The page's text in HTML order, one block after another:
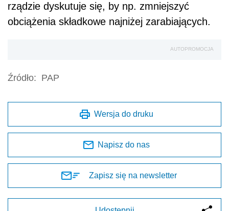
rządzie dyskutuje się, by np. zmniejszyć
obciążenia składkowe najniżej zarabiających.
AUTOPROMOCJA
Źródło: PAP
Wersja do druku
Napisz do nas
Zapisz się na newsletter